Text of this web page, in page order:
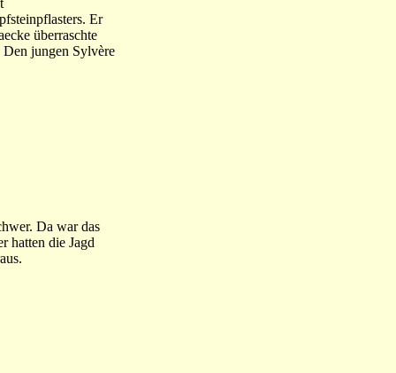
Er
überraschte
Den jungen Sylvère
Da war das
hatten die Jagd